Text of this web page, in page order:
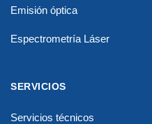
Emisión óptica
Espectrometría Láser
SERVICIOS
Servicios técnicos